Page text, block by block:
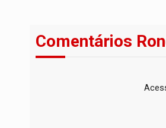
Comentários